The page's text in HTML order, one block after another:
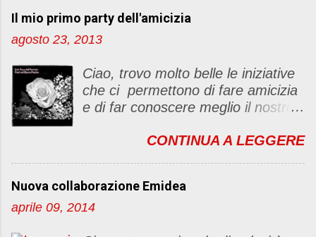
a
u
c
o
m
m
t
o
Il mio primo party dell'amicizia
agosto 23, 2013
Ciao, trovo molto belle le iniziative
che ci permettono di fare amicizia
e di far conoscere meglio il nostro
un "party" dell'amicizia .... Mi
post, ma anche di sentimenti ed
emozioni. Non siete obbligate a
CONTINUA A LEGGERE
Nuova collaborazione Emidea
aprile 09, 2014